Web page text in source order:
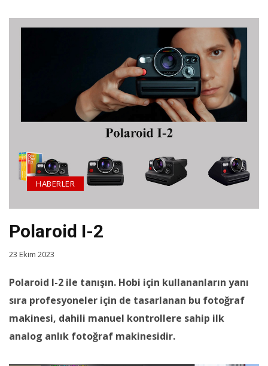
Polaroid I-2
HABERLER
23 Ekim 2023
Polaroid I-2 ile tanışın. Hobi için kullananların yanı
sıra profesyoneler için de tasarlanan bu fotoğraf
makinesi, dahili manuel kontrollere sahip ilk
analog anlık fotoğraf makinesidir.